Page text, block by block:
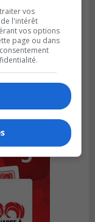
vos
l'intérêt
vos options
page ou dans